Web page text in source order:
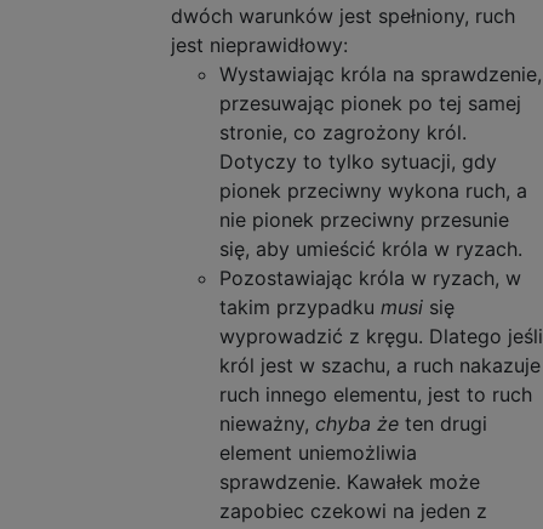
dwóch warunków jest spełniony, ruch
jest nieprawidłowy:
Wystawiając króla na sprawdzenie,
przesuwając pionek po tej samej
stronie, co zagrożony król.
Dotyczy to tylko sytuacji, gdy
pionek przeciwny wykona ruch, a
nie pionek przeciwny przesunie
się, aby umieścić króla w ryzach.
Pozostawiając króla w ryzach, w
takim przypadku musi się
wyprowadzić z kręgu. Dlatego jeśli
król jest w szachu, a ruch nakazuje
ruch innego elementu, jest to ruch
nieważny, chyba że ten drugi
element uniemożliwia
sprawdzenie. Kawałek może
zapobiec czekowi na jeden z